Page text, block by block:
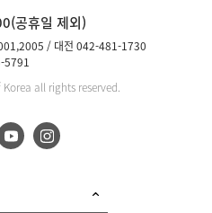
공휴일 제외)
대전 042-481-1730
5791
all rights reserved.